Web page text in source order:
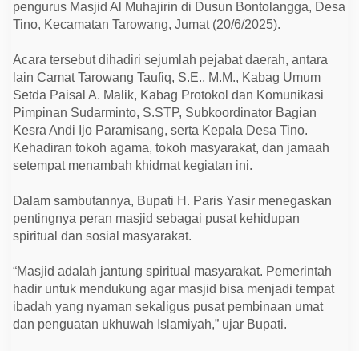
S
a
r
J
u
a
t
e
s
i
n
o
pengurus Masjid Al Muhajirin di Dusun Bontolangga, Desa
Tino, Kecamatan Tarowang, Jumat (20/6/2025).
Acara tersebut dihadiri sejumlah pejabat daerah, antara
lain Camat Tarowang Taufiq, S.E., M.M., Kabag Umum
Setda Paisal A. Malik, Kabag Protokol dan Komunikasi
Pimpinan Sudarminto, S.STP, Subkoordinator Bagian
Kesra Andi Ijo Paramisang, serta Kepala Desa Tino.
Kehadiran tokoh agama, tokoh masyarakat, dan jamaah
setempat menambah khidmat kegiatan ini.
Dalam sambutannya, Bupati H. Paris Yasir menegaskan
pentingnya peran masjid sebagai pusat kehidupan
spiritual dan sosial masyarakat.
“Masjid adalah jantung spiritual masyarakat. Pemerintah
hadir untuk mendukung agar masjid bisa menjadi tempat
ibadah yang nyaman sekaligus pusat pembinaan umat
dan penguatan ukhuwah Islamiyah,” ujar Bupati.